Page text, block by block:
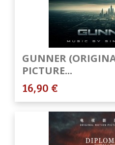
GUNNER
PICTURE...
16,90 €